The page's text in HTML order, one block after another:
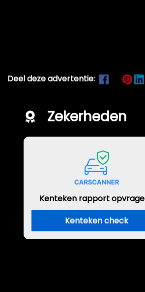
Deel deze advertentie:
Zekerheden
Kenteken rapport
Kenteken check